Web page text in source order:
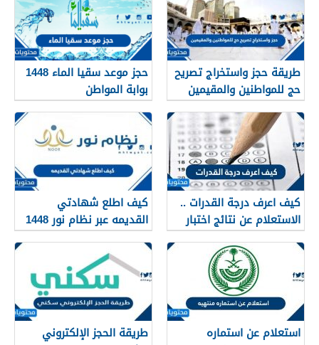
طريقة حجز واستخراج تصريح
حج للمواطنين والمقيمين
1448
حجز موعد سقيا الماء 1448
بوابة المواطن
كيف اعرف درجة القدرات ..
الاستعلام عن نتائج اختبار
القدرات 1448
كيف اطلع شهادتي
القديمه عبر نظام نور 1448
استعلام عن استماره
طريقة الحجز الإلكتروني